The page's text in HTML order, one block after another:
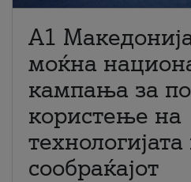
A1
моќна
кампања за
користење на
технологијата
сообраќајот